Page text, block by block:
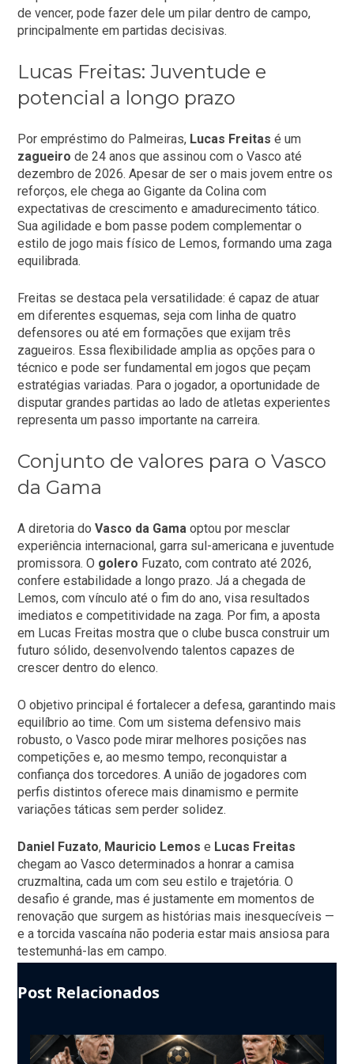
de vencer, pode fazer dele um pilar dentro de campo,
principalmente em partidas decisivas.
Lucas Freitas: Juventude e
potencial a longo prazo
Por empréstimo do Palmeiras, Lucas Freitas é um
zagueiro de 24 anos que assinou com o Vasco até
dezembro de 2026. Apesar de ser o mais jovem entre os
reforços, ele chega ao Gigante da Colina com
expectativas de crescimento e amadurecimento tático.
Sua agilidade e bom passe podem complementar o
estilo de jogo mais físico de Lemos, formando uma zaga
equilibrada.
Freitas se destaca pela versatilidade: é capaz de atuar
em diferentes esquemas, seja com linha de quatro
defensores ou até em formações que exijam três
zagueiros. Essa flexibilidade amplia as opções para o
técnico e pode ser fundamental em jogos que peçam
estratégias variadas. Para o jogador, a oportunidade de
disputar grandes partidas ao lado de atletas experientes
representa um passo importante na carreira.
Conjunto de valores para o Vasco
da Gama
A diretoria doVasco da Gama optou por mesclar
experiência internacional, garra sul-americana e juventude
promissora. O golero Fuzato, com contrato até 2026,
confere estabilidade a longo prazo. Já a chegada de
Lemos, com vínculo até o fim do ano, visa resultados
imediatos e competitividade na zaga. Por fim, a aposta
em Lucas Freitas mostra que o clube busca construir um
futuro sólido, desenvolvendo talentos capazes de
crescer dentro do elenco.
O objetivo principal é fortalecer a defesa, garantindo mais
equilíbrio ao time. Com um sistema defensivo mais
robusto, o Vasco pode mirar melhores posições nas
competições e, ao mesmo tempo, reconquistar a
confiança dos torcedores. A união de jogadores com
perfis distintos oferece mais dinamismo e permite
variações táticas sem perder solidez.
Daniel Fuzato, Mauricio Lemos e Lucas Freitas
chegam ao Vasco determinados a honrar a camisa
cruzmaltina, cada um com seu estilo e trajetória. O
desafio é grande, mas é justamente em momentos de
renovação que surgem as histórias mais inesquecíveis —
e a torcida vascaína não poderia estar mais ansiosa para
testemunhá-las em campo.
Post Relacionados
the